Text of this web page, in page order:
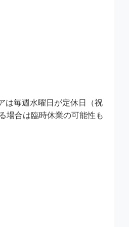
は毎週水曜日が定休日（祝
場合は臨時休業の可能性も